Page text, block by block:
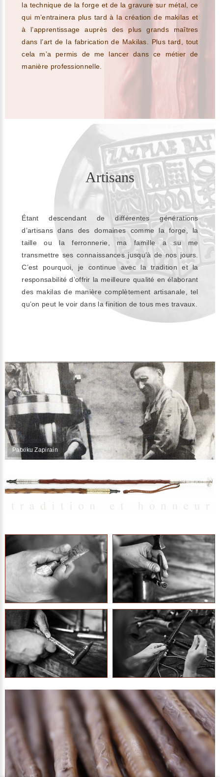
la technique de la forge et de la gravure sur métal, ce
qui m’entrainera plus tard à la création de makilas et
à l’apprentissage auprès des plus grands maîtres
dans l’art de la fabrication de Makilas. Plus tard, tout
cela m’a permis de me lancer dans ce métier de
manière professionnelle.
Artisans
Étant descendant de différentes générations
d’artisans dans des domaines comme la forge, la
taille ou la ferronnerie, ma famille a su me
transmettre ses connaissances jusqu’à de nos jours.
C’est pourquoi, je continue avec la tradition et la
responsabilité d’offrir la meilleure qualité en élaborant
des makilas de manière complètement artisanale, tel
qu’on peut le voir dans la finition de tous mes travaux.
Patxiku Zapirain